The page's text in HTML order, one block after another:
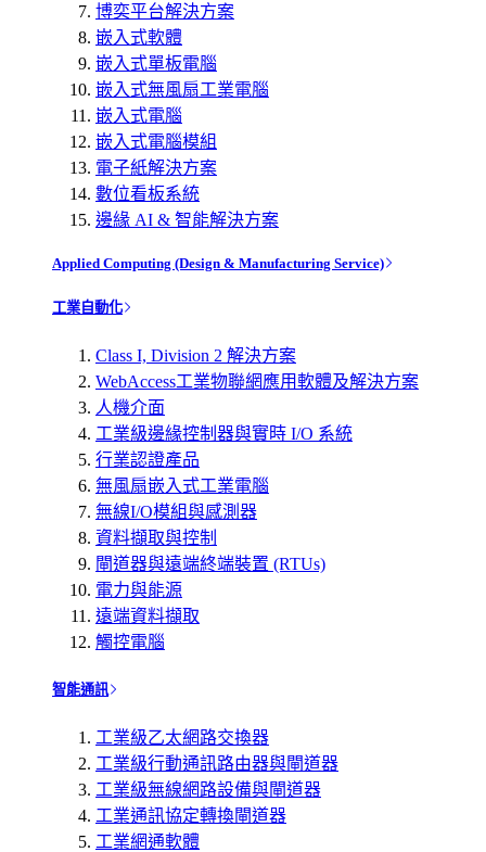
博奕平台解決方案
嵌入式軟體
嵌入式單板電腦
嵌入式無風扇工業電腦
嵌入式電腦
嵌入式電腦模組
電子紙解決方案
數位看板系統
邊緣 AI & 智能解決方案
Applied Computing (Design & Manufacturing Service)
工業自動化
Class I, Division 2 解決方案
WebAccess工業物聯網應用軟體及解決方案
人機介面
工業級邊緣控制器與實時 I/O 系統
行業認證產品
無風扇嵌入式工業電腦
無線I/O模組與感測器
資料擷取與控制
閘道器與遠端終端裝置 (RTUs)
電力與能源
遠端資料擷取
觸控電腦
智能通訊
工業級乙太網路交換器
工業級行動通訊路由器與閘道器
工業級無線網路設備與閘道器
工業通訊協定轉換閘道器
工業網通軟體